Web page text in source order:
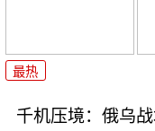
最热
千机压境：俄乌